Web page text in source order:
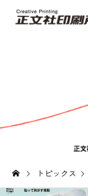
トピックス